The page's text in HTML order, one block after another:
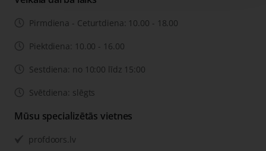
Pirmdiena - Ceturtdiena: 10.00 - 18.00
Piektdiena: 10.00 - 16.00
Sestdiena: no 10:00 līdz 15:00
Svētdiena: slēgts
Mūsu specializētās vietnes
profdoors.lv